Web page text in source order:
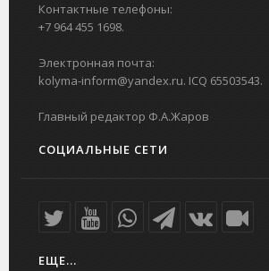
Контактные телефоны:
+7 964 455 1698.
Электронная почта:
kolyma-inform@yandex.ru. ICQ 65503543.
Главный редактор Ф.А.Жаров
СОЦИАЛЬНЫЕ СЕТИ
ЕЩЕ...